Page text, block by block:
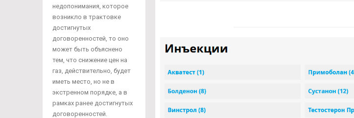
недопонимания, которое
возникло в трактовке
достигнутых
договоренностей, то оно
может быть объяснено
тем, что снижение цен на
газ, действительно, будет
иметь место, но не в
экстренном порядке, а в
рамках ранее достигнутых
договоренностей.